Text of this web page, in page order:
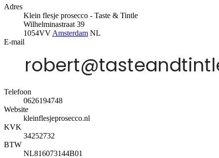
Adres
Klein flesje prosecco - Taste & Tintle
Wilhelminastraat 39
1054VV Amsterdam NL
E-mail
Telefoon
0626194748
Website
kleinflesjeprosecco.nl
KVK
34252732
BTW
NL816073144B01